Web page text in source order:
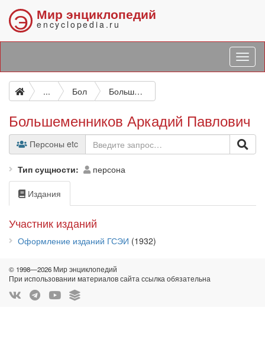
Э Мир энциклопедий
encyclopedia.ru
... Бол Большеменников Аркадий Павлович
Большеменников Аркадий Павлович
Персоны etc
Тип сущности персона
Издания
Участник изданий
Оформление изданий ГСЭИ (1932)
© 1998—2026 Мир энциклопедий
При использовании материалов сайта ссылка обязательна